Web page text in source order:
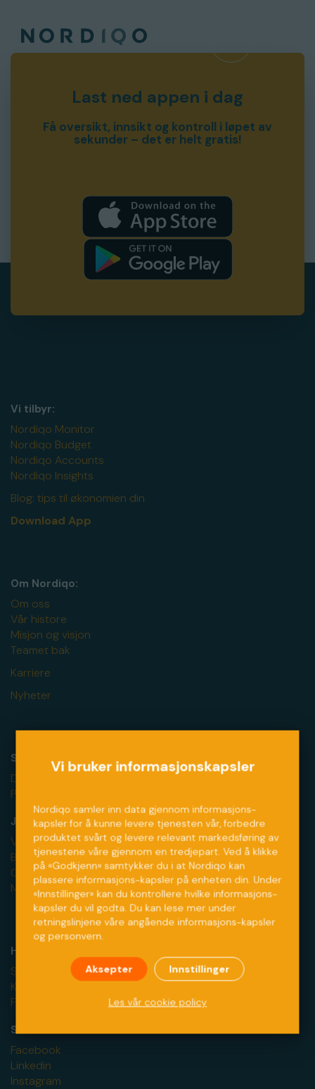
Last ned appen i dag
Få oversikt, innsikt og kontroll i løpet av
sekunder – det er helt gratis!
Vi tilbyr:
Nordiqo Monitor
Nordiqo Budget
Nordiqo Accounts
Nordiqo Insights
Blog: tips til økonomien din
Download App
Om Nordiqo:
Om oss
Vår histore
Misjon og visjon
Teamet bak
Karriere
Nyheter
Sikkerhet:
Datahåndtering
Personvernerklæring
Juridisk:
Vilkår og betingelser
Bruksvilkår (app)
Cookies
Markedføringssamtykke
Hjelp:
Spørgsmål og svar
Kontakt oss
Finn oss her
Sosiale medier:
Facebook
Linkedin
Instagram
Vi bruker informasjonskapsler
Nordiqo samler inn data gjennom informasjons-
kapsler for å kunne levere tjenesten vår, forbedre
produktet svårt og levere relevant markedsføring av
tjenestene våre gjennom en tredjepart. Ved å klikke
på «Godkjenn» samtykker du i at Nordiqo kan
plassere informasjons-kapsler på enheten din. Under
«Innstillinger» kan du kontrollere hvilke informasjons-
kapsler du vil godta. Du kan lese mer under
retningslinjene våre angående informasjons-kapsler
og personvern.
Aksepter Innstillinger
Les vår cookie policy